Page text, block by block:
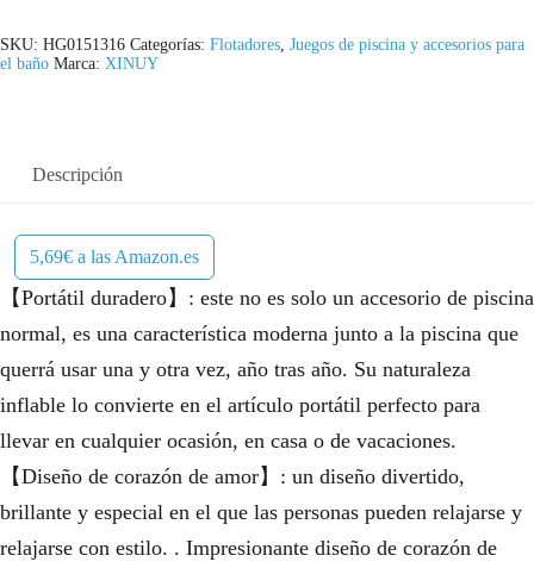
SKU: HG0151316 Categorías: Flotadores, Juegos de piscina y accesorios para
el baño Marca: XINUY
Descripción
5,69€ a las Amazon.es
【Portátil duradero】: este no es solo un accesorio de piscina
normal, es una característica moderna junto a la piscina que
querrá usar una y otra vez, año tras año. Su naturaleza
inflable lo convierte en el artículo portátil perfecto para
llevar en cualquier ocasión, en casa o de vacaciones.
【Diseño de corazón de amor】: un diseño divertido,
brillante y especial en el que las personas pueden relajarse y
relajarse con estilo. . Impresionante diseño de corazón de